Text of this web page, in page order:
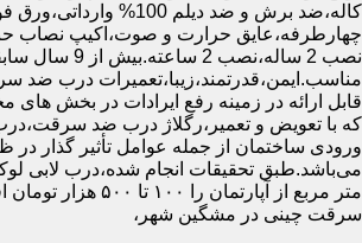
کاله،ضد برش و ضد دیلم 100%
چهارطرفه،عایق حرارت و صوت،اکیپ نصاب
نصب 2 ساله،نصب
مناسب.ایمن،قدرتمند،زیبا،تعمیرات درب ضد
قابل ارائه در زمینه رفع ایرادات در بخش
که با تعویض و تعمیر،رگلاژ درب ضد
ورودی ساختمان از جمله عوامل تأثیر گذار در
می‌باشد.طبق تحقیقات انجام شده،درب لابی
متر مربع از آپارتمان
سرقت چینی در مشگین شهر،